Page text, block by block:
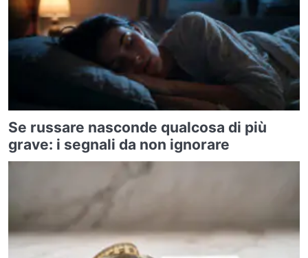
Se russare nasconde qualcosa di più
grave: i segnali da non ignorare